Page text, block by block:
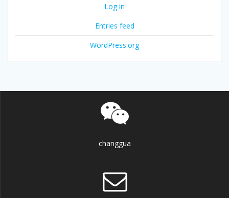
Log in
Entries feed
WordPress.org
changgua